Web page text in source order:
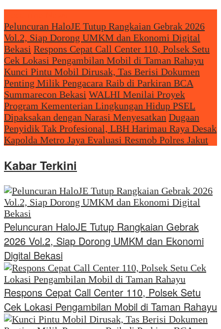
Peluncuran HaloJE Tutup Rangkaian Gebrak 2026
Vol.2, Siap Dorong UMKM dan Ekonomi Digital
Bekasi Respons Cepat Call Center 110, Polsek Setu
Cek Lokasi Pengambilan Mobil di Taman Rahayu
Kunci Pintu Mobil Dirusak, Tas Berisi Dokumen
Penting Milik Pengacara Raib di Parkiran BCA
Summarecon Bekasi WALHI Menilai Proyek
Program Kementerian Lingkungan Hidup PSEL
Dipaksakan dengan Narasi Menyesatkan Dugaan
Penyidik Tak Profesional, LBH Harimau Raya Desak
Kapolda Metro Jaya Evaluasi Resmob Polres Jakut
Kabar Terkini
Peluncuran HaloJE Tutup Rangkaian Gebrak
2026 Vol.2, Siap Dorong UMKM dan Ekonomi
Digital Bekasi
Respons Cepat Call Center 110, Polsek Setu
Cek Lokasi Pengambilan Mobil di Taman Rahayu